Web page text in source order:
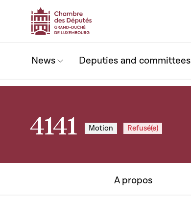
News Deputies and committees
4141 Motion Refusé(e)
A propos